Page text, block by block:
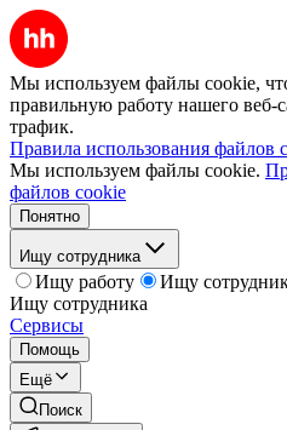
Мы используем файлы cookie,
правильную работу нашего веб-
трафик.
Правила использования файлов
Мы используем файлы cookie.
файлов cookie
Понятно
Ищу сотрудника
Ищу работу
Ищу
Ищу сотрудника
Сервисы
Помощь
Ещё
Поиск